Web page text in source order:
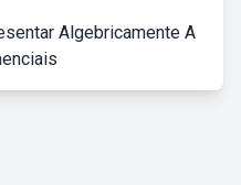
Algebricamente A